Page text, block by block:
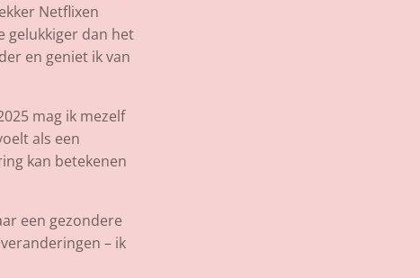
Netflixen
gelukkiger dan het
en geniet ik van
mag ik mezelf
als een
kan betekenen
een gezondere
– ik